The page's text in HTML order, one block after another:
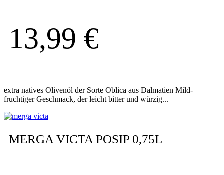
13,99 €
extra natives Olivenöl der Sorte Oblica aus Dalmatien Mild-
fruchtiger Geschmack, der leicht bitter und würzig...
MERGA VICTA POSIP 0,75L